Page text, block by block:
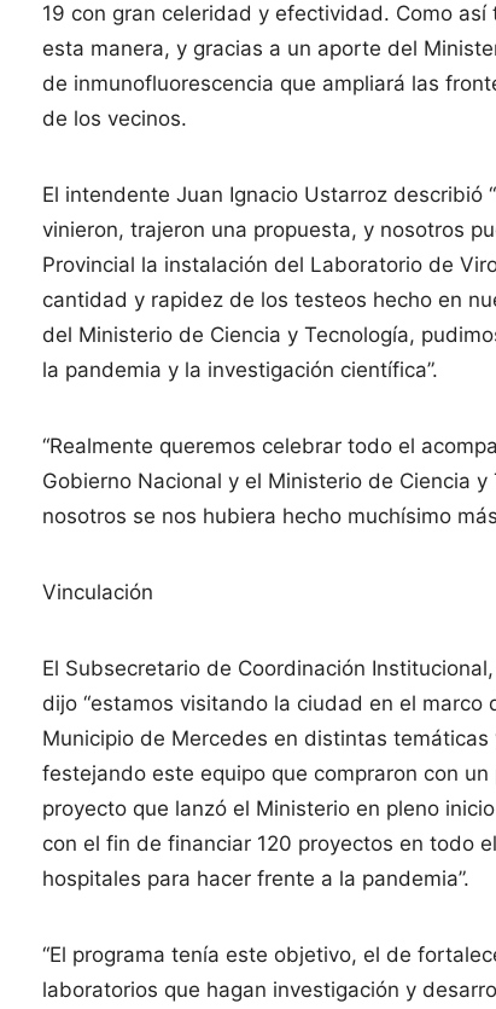
19 con gran celeridad y efectividad. Como
esta manera, y gracias a un aporte del
de inmunofluorescencia que ampliará las
de los vecinos.
El intendente Juan Ignacio Ustarroz
vinieron, trajeron una propuesta, y nosotros
Provincial la instalación del Laboratorio de
cantidad y rapidez de los testeos hecho en
del Ministerio de Ciencia y Tecnología,
la pandemia y la investigación científica”.
“Realmente queremos celebrar todo el
Gobierno Nacional y el Ministerio de Ciencia
nosotros se nos hubiera hecho muchísimo
Vinculación
El Subsecretario de Coordinación
dijo “estamos visitando la ciudad en el
Municipio de Mercedes en distintas
festejando este equipo que compraron con
proyecto que lanzó el Ministerio en pleno
con el fin de financiar 120 proyectos en todo
hospitales para hacer frente a la pandemia”.
“El programa tenía este objetivo, el de
laboratorios que hagan investigación y